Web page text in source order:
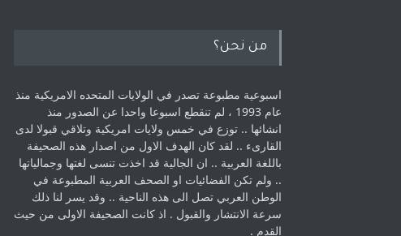
من نحن؟
اسبوعية مطبوعة تصدر في الولايات المتحده الامريكية منذ
عام 1993 ، لم ‏تنقطع اسبوعا واحدا عن الصدور منذ
انشائها .. توزع في خمس ولايات امريكية ‏وتلاقي قبولا لدى
القارىء ..‏ لقد كان الهدف الاول من اصدار هذه الصحيفة
باللغة العربية .. ان الجالية قد اخذت ‏تنسى لغتها وجمالياتها
.. ولم تكن الفضائيات او الصحف العربية المطبوعة في
الوطن ‏العربي تصل الى هذه الناحية .. وقد يسر لنا ذلك
سرعة الانتشار والقبول . اذ كانت ‏الصحيفة الاولى من حيث
القدم . ‏